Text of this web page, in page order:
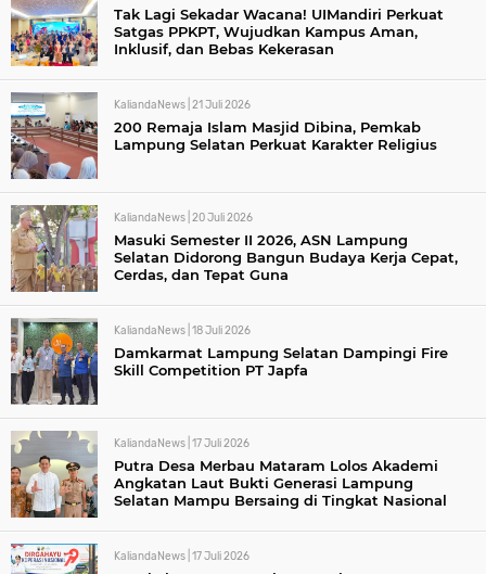
Tak Lagi Sekadar Wacana! UIMandiri Perkuat
Satgas PPKPT, Wujudkan Kampus Aman,
Inklusif, dan Bebas Kekerasan
KaliandaNews | 21 Juli 2026
200 Remaja Islam Masjid Dibina, Pemkab
Lampung Selatan Perkuat Karakter Religius
KaliandaNews | 20 Juli 2026
Masuki Semester II 2026, ASN Lampung
Selatan Didorong Bangun Budaya Kerja Cepat,
Cerdas, dan Tepat Guna
KaliandaNews | 18 Juli 2026
Damkarmat Lampung Selatan Dampingi Fire
Skill Competition PT Japfa
KaliandaNews | 17 Juli 2026
Putra Desa Merbau Mataram Lolos Akademi
Angkatan Laut Bukti Generasi Lampung
Selatan Mampu Bersaing di Tingkat Nasional
KaliandaNews | 17 Juli 2026